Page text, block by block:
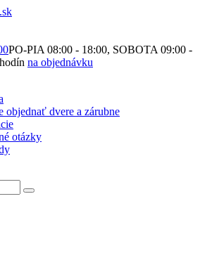
PO-PIA 08:00 - 18:00, SOBOTA 09:00 -
na objednávku
objednať dvere a zárubne
otázky